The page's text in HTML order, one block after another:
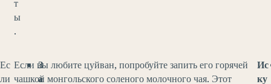
т
ы
.
Ес
ли
З
а
Если вы любите цуйван, попробуйте запить его горячей
чашкой монгольского соленого молочного чая. Этот
Ис
ку